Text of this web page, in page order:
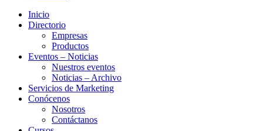
Inicio
Directorio
Empresas
Productos
Eventos – Noticias
Nuestros eventos
Noticias – Archivo
Servicios de Marketing
Conócenos
Nosotros
Contáctanos